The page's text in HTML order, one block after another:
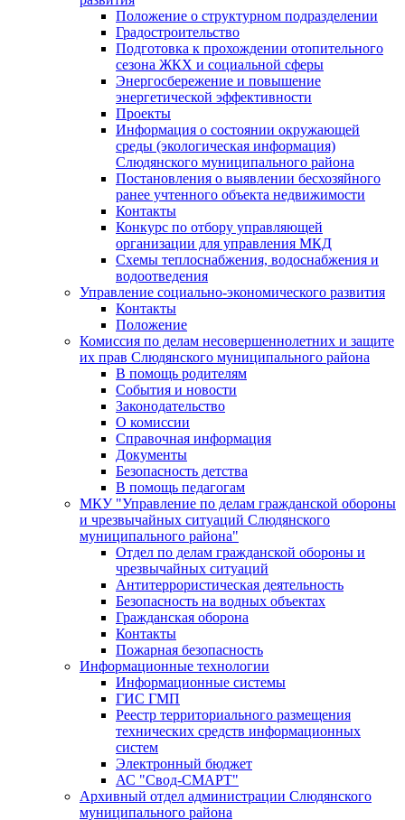
Положение о структурном подразделении
Градостроительство
Подготовка к прохождении отопительного
сезона ЖКХ и социальной сферы
Энергосбережение и повышение
энергетической эффективности
Проекты
Информация о состоянии окружающей
среды (экологическая информация)
Слюдянского муниципального района
Постановления о выявлении бесхозяйного
ранее учтенного объекта недвижимости
Контакты
Конкурс по отбору управляющей
организации для управления МКД
Схемы теплоснабжения, водоснабжения и
водоотведения
Управление социально-экономического развития
Контакты
Положение
Комиссия по делам несовершеннолетних и защите
их прав Слюдянского муниципального района
В помощь родителям
События и новости
Законодательство
О комиссии
Справочная информация
Документы
Безопасность детства
В помощь педагогам
МКУ "Управление по делам гражданской обороны
и чрезвычайных ситуаций Слюдянского
муниципального района"
Отдел по делам гражданской обороны и
чрезвычайных ситуаций
Антитеррористическая деятельность
Безопасность на водных объектах
Гражданская оборона
Контакты
Пожарная безопасность
Информационные технологии
Информационные системы
ГИС ГМП
Реестр территориального размещения
технических средств информационных
систем
Электронный бюджет
АС "Свод-СМАРТ"
Архивный отдел администрации Слюдянского
муниципального района